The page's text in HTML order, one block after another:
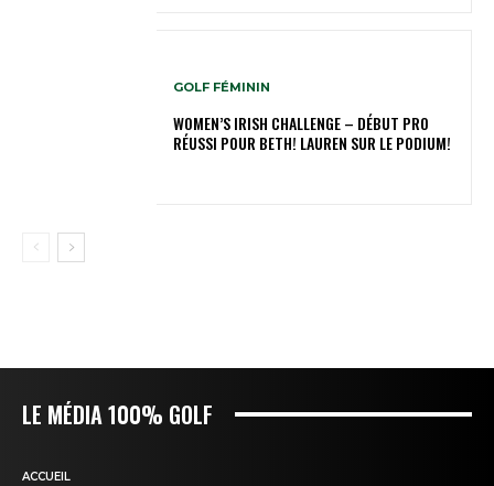
GOLF FÉMININ
WOMEN’S IRISH CHALLENGE – DÉBUT PRO
RÉUSSI POUR BETH! LAUREN SUR LE PODIUM!
LE MÉDIA 100% GOLF
ACCUEIL